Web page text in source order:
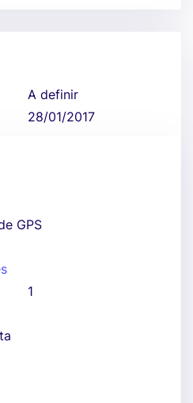
A definir
28/01/2017
GPS
1